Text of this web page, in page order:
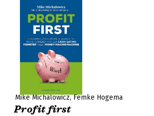
Mike Michalowicz Femke Hogema
Profit first